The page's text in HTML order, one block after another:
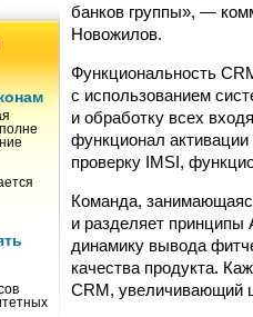
банков группы», —
Новожилов.
Функциональность
с использованием
и обработку всех
функционал
проверку IMSI,
Команда,
и разделяет принципы
динамику вывода
качества продукта.
CRM, увеличивающий